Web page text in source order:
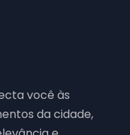
você às
da cidade,